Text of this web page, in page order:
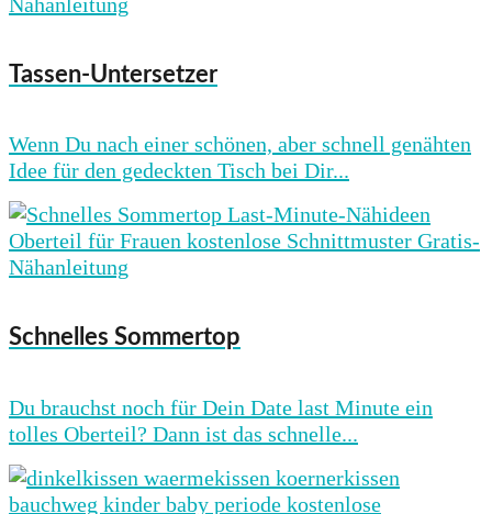
Tassen-Untersetzer
Wenn Du nach einer schönen, aber schnell genähten
Idee für den gedeckten Tisch bei Dir...
Schnelles Sommertop
Du brauchst noch für Dein Date last Minute ein
tolles Oberteil? Dann ist das schnelle...